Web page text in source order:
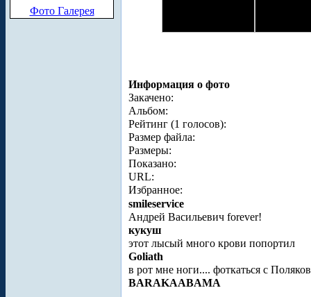
Фото Галерея
Информация о фото
Закачено:
Альбом:
Рейтинг (1 голосов):
Размер файла:
Размеры:
Показано:
URL:
Избранное:
smileservice
Андрей Васильевич forever!
кукуш
этот лысый много крови попортил
Goliath
в рот мне ноги.... фоткаться с
BARAKAABAMA